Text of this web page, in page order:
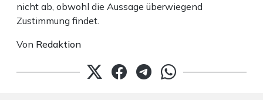
nicht ab, obwohl die Aussage überwiegend
Zustimmung findet.
Von Redaktion